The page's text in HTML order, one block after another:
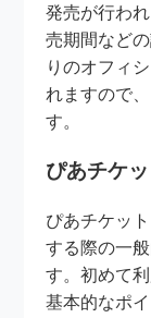
発売が行わ
売期間など
りのオフィ
れますので
す。
ぴあチケ
ぴあチケッ
する際の一
す。初めて
基本的なポ